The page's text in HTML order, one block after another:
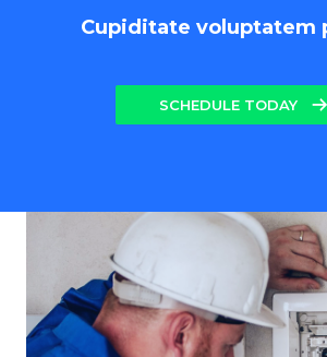
Cupiditate voluptatem
SCHEDULE TODAY